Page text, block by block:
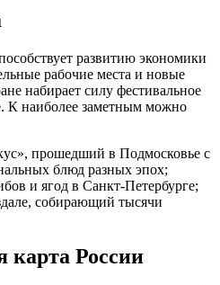
развитию экономики
рабочие места и новые
набирает силу фестивальное
К наиболее заметным можно
прошедший в Подмосковье с
блюд разных эпох;
и ягод в Санкт-Петербурге;
собирающий тысячи
карта России